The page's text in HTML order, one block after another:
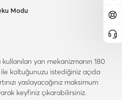
Modu
yan mekanizmanın 180
koltuğunuzu istediğiniz açıda
yaslayacağınız maksimum
keyfiniz çıkarabilirsiniz.